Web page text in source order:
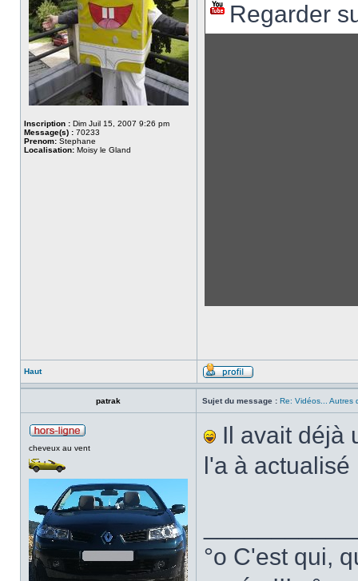
Inscription : Dim Juil 15, 2007 9:26 pm
Message(s) : 70233
Prenom: Stephane
Localisation: Moisy le Gland
Regarder
Haut
patrak Sujet du message : Re: Vidéos... Autres
cheveux au vent
Il avait déjà
l'a à actualisé
°o C'est qui,